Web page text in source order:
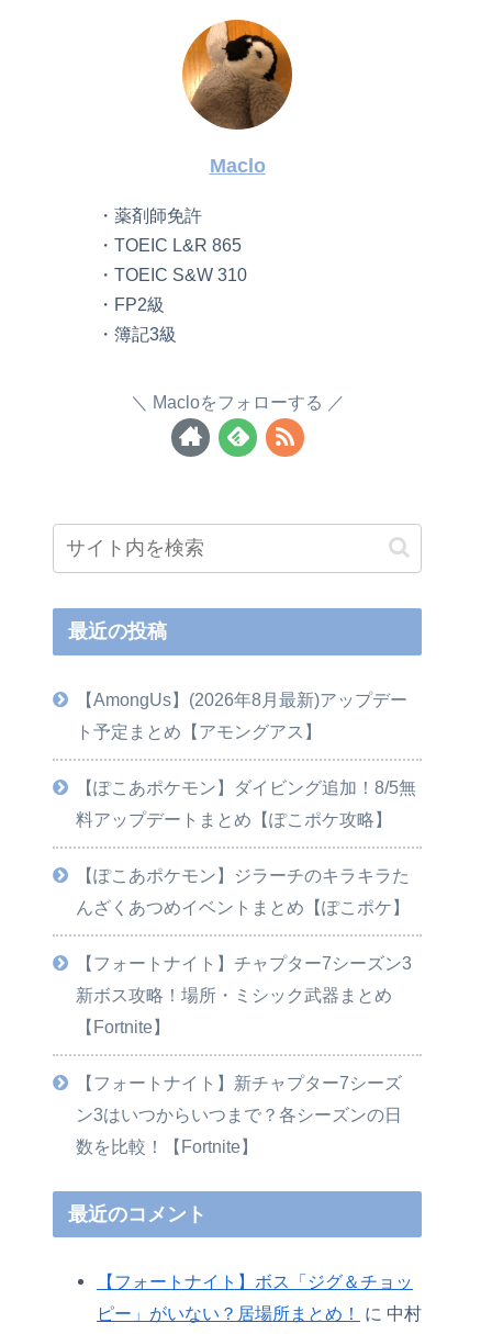
Maclo
・薬剤師免許
・TOEIC L&R 865
・TOEIC S&W 310
・FP2級
・簿記3級
Macloをフォローする
最近の投稿
【AmongUs】(2026年8月最新)アップデー
ト予定まとめ【アモングアス】
【ぽこあポケモン】ダイビング追加！8/5無
料アップデートまとめ【ぽこポケ攻略】
【ぽこあポケモン】ジラーチのキラキラた
んざくあつめイベントまとめ【ぽこポケ】
【フォートナイト】チャプター7シーズン3
新ボス攻略！場所・ミシック武器まとめ
【Fortnite】
【フォートナイト】新チャプター7シーズ
ン3はいつからいつまで？各シーズンの日
数を比較！【Fortnite】
最近のコメント
【フォートナイト】ボス「ジグ＆チョッ
ピー」がいない？居場所まとめ！
に 中村